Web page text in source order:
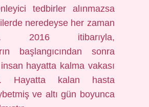
tedbirler alınmazsa
neredeyse her zaman
2016 itibarıyla,
başlangıcından sonra
hayatta kalma vakası
Hayatta kalan hasta
ve altı gün boyunca